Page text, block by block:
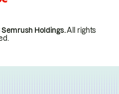
Semrush Holdings.All rights